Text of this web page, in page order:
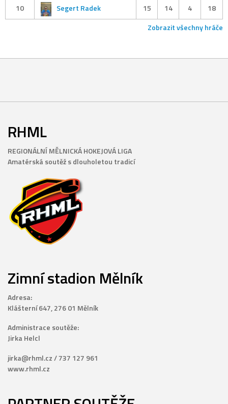
10
Segert Radek 15 14 4
18
Zobrazit všechny hráče
RHML
REGIONÁLNÍ MĚLNICKÁ HOKEJOVÁ LIGA
Amatérská soutěž s dlouholetou tradicí
Zimní stadion Mělník
Adresa:
Klášterní 647, 276 01 Mělník
Administrace soutěže:
Jirka Helcl
jirka@rhml.cz / 737 127 961
www.rhml.cz